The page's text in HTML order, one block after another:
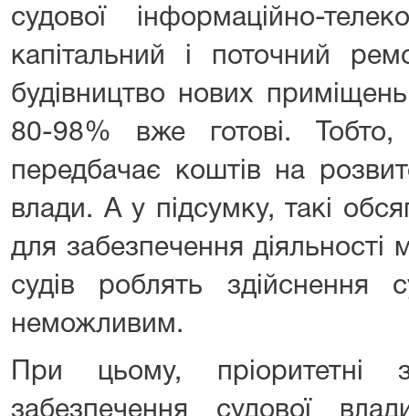
судової інформаційно-
капітальний і поточний
будівництво нових
80-98% вже готові.
передбачає коштів на
влади. А у підсумку, такі
для забезпечення діяльності
судів роблять здійснення
неможливим.
При цьому, пріоритетні
забезпечення судової